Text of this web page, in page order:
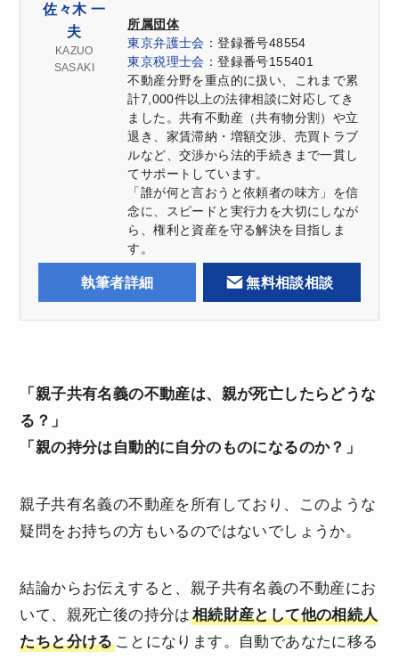
佐々木 一
夫
KAZUO
SASAKI
所属団体
東京弁護士会 ：登録番号48554
東京税理士会 ：登録番号155401
不動産分野を重点的に扱い、これまで累
計7,000件以上の法律相談に対応してき
ました。共有不動産（共有物分割）や立
退き、家賃滞納・増額交渉、売買トラブ
ルなど、交渉から法的手続きまで一貫し
てサポートしています。
「誰が何と言おうと依頼者の味方」を信
念に、スピードと実行力を大切にしなが
ら、権利と資産を守る解決を目指しま
す。
執筆者詳細 無料相談相談
「親子共有名義の不動産は、親が死亡したらどうな
る？」
「親の持分は自動的に自分のものになるのか？」
親子共有名義の不動産を所有しており、このような
疑問をお持ちの方もいるのではないでしょうか。
結論からお伝えすると、親子共有名義の不動産にお
いて、親死亡後の持分は 相続財産として他の相続人
たちと分けることになります。自動であなたに移る